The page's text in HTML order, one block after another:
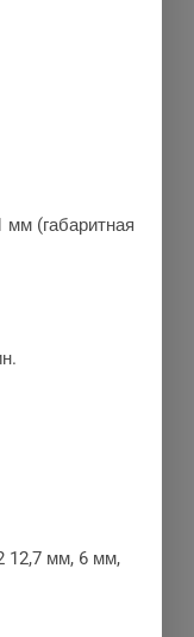
(габаритная
12,7 мм, 6 мм,